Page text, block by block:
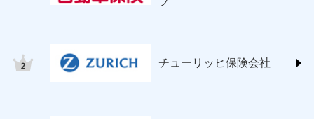
チューリッヒ保険会社 (https://www.zurich.co.jp/)
(https://www.nisshinfire.co.jp/)
(https://www.petfamilyins.co.jp/)
チューリッヒ保険会社